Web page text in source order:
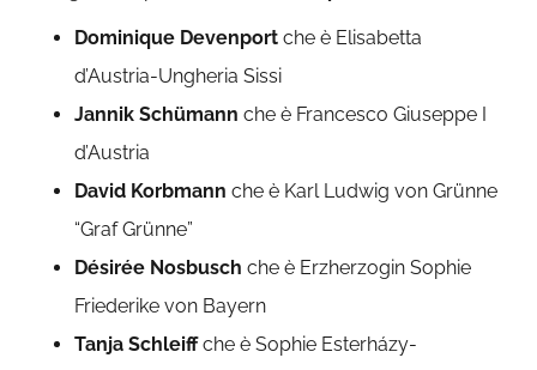
Dominique Devenport che è Elisabetta
d’Austria-Ungheria Sissi
Jannik Schümann che è Francesco Giuseppe I
d’Austria
David Korbmann che è Karl Ludwig von Grünne
“Graf Grünne”
Désirée Nosbusch che è Erzherzogin Sophie
Friederike von Bayern
Tanja Schleiffche è Sophie Esterházy-